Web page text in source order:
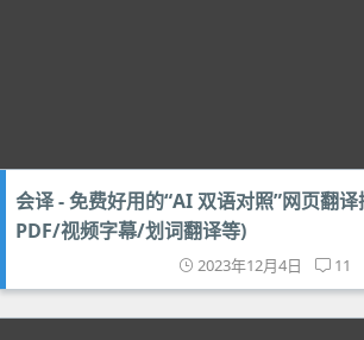
会译 - 免费好用的“AI 双语对照”网页翻
PDF/视频字幕/划词翻译等)
2023年12月4日 11